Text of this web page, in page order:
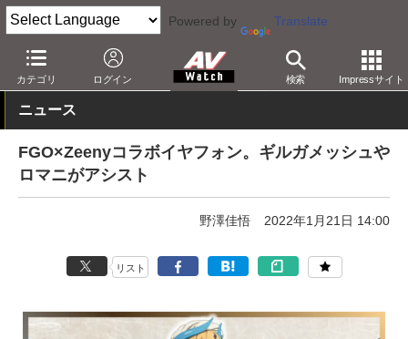
Powered by Translate
カテゴリ ログイン 検索 Impressサイト
AV Watch 製品 ヘッドフォン その他
ニュース
FGO×Zeenyコラボイヤフォン。ギルガメッシュや
ロマニがアシスト
野澤佳悟 2022年1月21日 14:00
リスト